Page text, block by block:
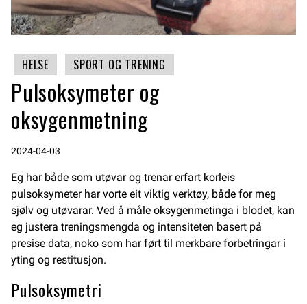
HELSE SPORT OG TRENING
Pulsoksymeter og
oksygenmetning
2024-04-03
Eg har både som utøvar og trenar erfart korleis
pulsoksymeter har vorte eit viktig verktøy, både for meg
sjølv og utøvarar. Ved å måle oksygenmetinga i blodet, kan
eg justera treningsmengda og intensiteten basert på
presise data, noko som har ført til merkbare forbetringar i
yting og restitusjon.
Pulsoksymetri